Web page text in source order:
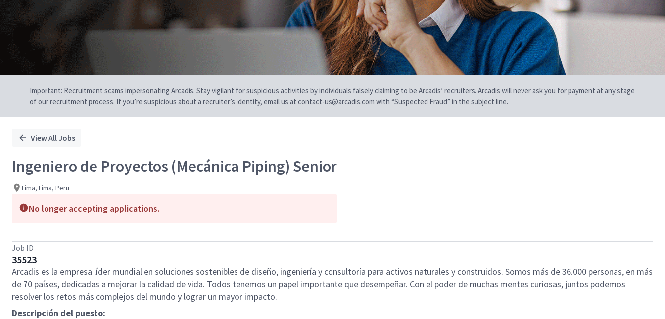
Important: Recruitment scams impersonating Arcadis. Stay vigilant for suspicious activities by individuals falsely claiming to be Arcadis’ recruiters. Arcadis will never ask you for payment at any stage
of our recruitment process. If you’re suspicious about a recruiter’s identity, email us at contact-us@arcadis.com with “Suspected Fraud” in the subject line.
View All Jobs
Ingeniero de Proyectos (Mecánica Piping) Senior
Lima, Lima, Peru
No longer accepting applications.
Job ID
35523
Arcadis es la empresa líder mundial en soluciones sostenibles de diseño, ingeniería y consultoría para activos naturales y construidos. Somos más de 36.000 personas, en más
de 70 países, dedicadas a mejorar la calidad de vida. Todos tenemos un papel importante que desempeñar. Con el poder de muchas mentes curiosas, juntos podemos
resolver los retos más complejos del mundo y lograr un mayor impacto.
Descripción del puesto: